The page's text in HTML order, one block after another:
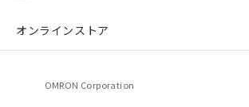
オンラインストア
OMRON Corporation